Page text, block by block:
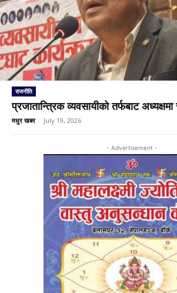
राजनीति
प्रजातान्त्रिक व्यवसायीको तर्फबाट
मधुर खबर - July 19, 2026
- Advertisement -